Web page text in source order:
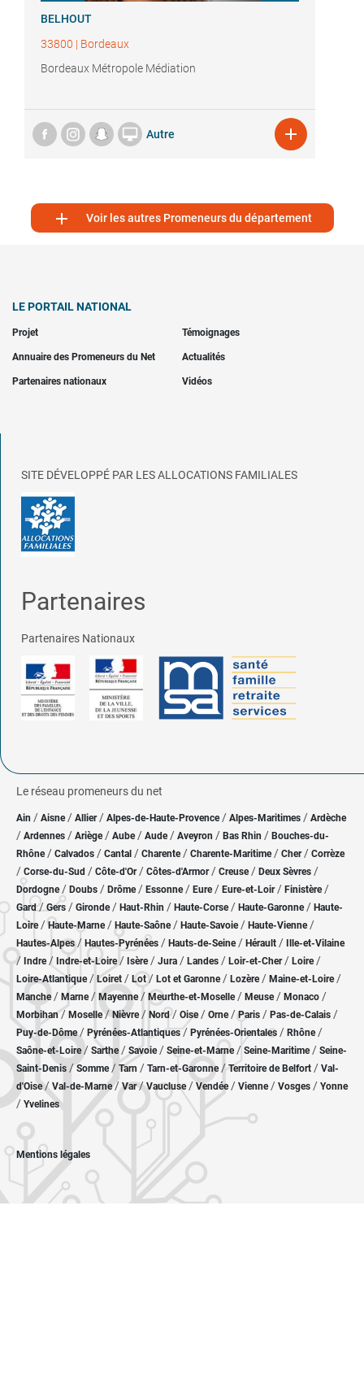
BELHOUT
33800 | Bordeaux
Bordeaux Métropole Médiation
 Autre 
 Voir les autres Promeneurs du département
LE PORTAIL NATIONAL
Projet Témoignages
Annuaire des Promeneurs du Net Actualités
Partenaires nationaux Vidéos
SITE DÉVELOPPÉ PAR LES ALLOCATIONS FAMILIALES
Partenaires
Partenaires Nationaux
Le réseau promeneurs du net
Ain / Aisne/ Allier/ Alpes-de-Haute-Provence / Alpes-Maritimes / Ardèche
/ Ardennes / Ariège/ Aube/ Aude / Aveyron / Bas Rhin / Bouches-du-
Rhône/ Calvados / Cantal / Charente / Charente-Maritime/ Cher / Corrèze
/ Corse-du-Sud / Côte-d'Or / Côtes-d'Armor/ Creuse/ Deux Sèvres /
Dordogne/ Doubs / Drôme/ Essonne / Eure/ Eure-et-Loir / Finistère/
Gard/Gers / Gironde/ Haut-Rhin / Haute-Corse/ Haute-Garonne/ Haute-
Loire/Haute-Marne/ Haute-Saône/ Haute-Savoie/ Haute-Vienne/
Hautes-Alpes/ Hautes-Pyrénées / Hauts-de-Seine/ Hérault / Ille-et-Vilaine
/ Indre/ Indre-et-Loire/ Isère/ Jura / Landes / Loir-et-Cher/ Loire/
Loire-Atlantique/ Loiret / Lot/ Lot et Garonne/ Lozère / Maine-et-Loire/
Manche/ Marne/ Mayenne/ Meurthe-et-Moselle/ Meuse/ Monaco /
Morbihan/ Moselle/ Nièvre / Nord/ Oise / Orne/Paris / Pas-de-Calais /
Puy-de-Dôme/ Pyrénées-Atlantiques / Pyrénées-Orientales / Rhône/
Saône-et-Loire/ Sarthe/ Savoie/ Seine-et-Marne/ Seine-Maritime/ Seine-
Saint-Denis /Somme/ Tarn / Tarn-et-Garonne/Territoire de Belfort / Val-
d'Oise/ Val-de-Marne/Var/Vaucluse/ Vendée/ Vienne/ Vosges / Yonne
/ Yvelines
Mentions légales